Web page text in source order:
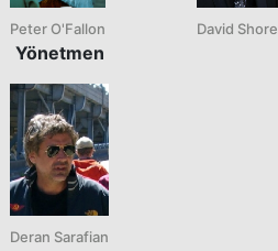
Peter O'Fallon
Yönetmen
Deran Sarafian
David Shore